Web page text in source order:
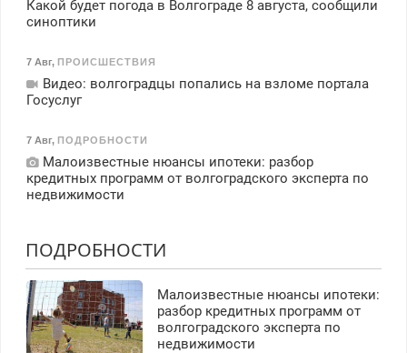
Какой будет погода в Волгограде 8 августа, сообщили
синоптики
7 Авг, ПРОИСШЕСТВИЯ
Видео: волгоградцы попались на взломе портала
Госуслуг
7 Авг, ПОДРОБНОСТИ
Малоизвестные нюансы ипотеки: разбор
кредитных программ от волгоградского эксперта по
недвижимости
ПОДРОБНОСТИ
Малоизвестные нюансы ипотеки:
разбор кредитных программ от
волгоградского эксперта по
недвижимости